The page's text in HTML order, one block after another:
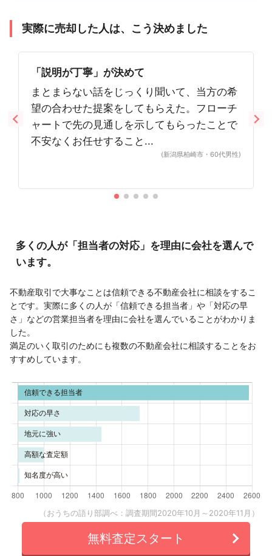
実際に売却した人は、こう決めました
「説明が丁寧」が決めて
まとまらない話をじっくり聞いて、当方の希
望の合わせた提案をしてもらえた。フローチ
ャートで先の見通しを示してもらったことで
不安なくお任せすること...
(新潟県柏崎市・60代男性)
多くの人が「担当者の対応」を理由に会社を選んで
います。
不動産取引で大事なことは信頼できる不動産会社に相談をするこ
とです。実際に多くの人が「信頼できる担当者」や「対応の早
さ」などの営業担当者を理由に会社を選んでいることがわかりま
した。
満足のいく取引のためにも複数の不動産会社に相談することをお
すすめしています。
（おうちの語り部調べ：調査期間2020年10月～2020年11月）
無料査定スタート